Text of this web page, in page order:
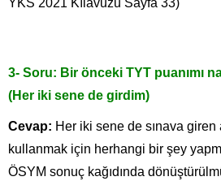
YKS 2021 Kılavuzu Sayfa 33)
3- Soru: Bir önceki TYT puanımı
(Her iki sene de girdim)
Cevap: Her iki sene de sınava giren
kullanmak için herhangi bir şey
ÖSYM sonuç kağıdında